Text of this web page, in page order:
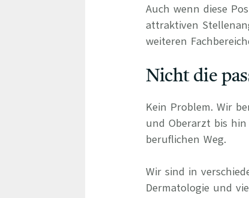
Auch wenn diese
attraktiven
weiteren
Nicht die
Kein Problem. Wir
und Oberarzt bis
beruflichen Weg.
Wir sind in
Dermatologie und